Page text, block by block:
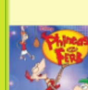
Фархат: Принц Персии /